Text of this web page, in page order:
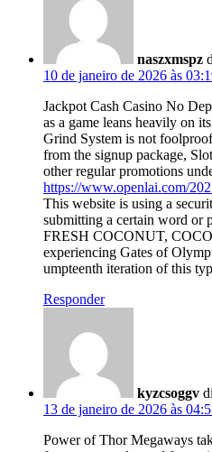
naszxmspz
10 de janeiro de 2026 às
Jackpot Cash Casino No
as a game leans heavily on
Grind System is not
from the signup package,
other regular promotions
https://www.openlai.com/
This website is using a
submitting a certain word or
FRESH COCONUT,
experiencing Gates of
umpteenth iteration of this
Responder
kyzcsoggv
13 de janeiro de 2026 às
Power of Thor Megaways